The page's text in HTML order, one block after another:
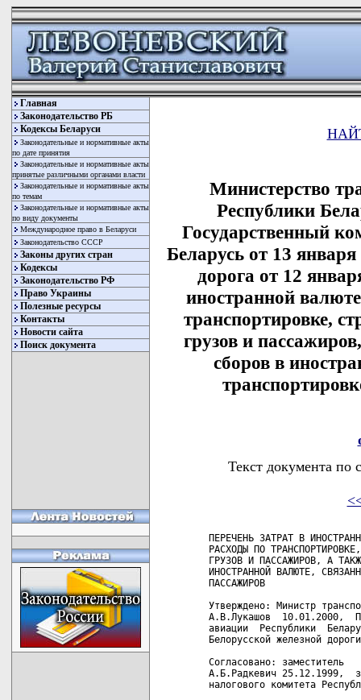
Главная
Законодательство РБ
Кодексы Беларуси
Законодательные и нормативные акты
по дате принятия
Законодательные и нормативные акты
принятые различными органами власти
Законодательные и нормативные акты
по темам
Законодательные и нормативные акты
по виду документы
Международное право в Беларуси
Законодательство СССР
Законы других стран
Кодексы
Законодательство РФ
Право Украины
Полезные ресурсы
Контакты
Новости сайта
Поиск документа
Министерство
Республики
Государственный
Беларусь от 13
дорога от 12
иностранной
транспортировке,
грузов и
сборов в
Текст документа по
ПЕРЕЧЕНЬ ЗАТРАТ В
РАСХОДЫ ПО
ГРУЗОВ И ПАССАЖИРОВ, А
ИНОСТРАННОЙ ВАЛЮТЕ,
ПАССАЖИРОВ
Утверждено: Министр
А.В.Лукашов  10.01.2000,
авиации  Республики
Белорусской железной
Согласовано: заместитель
А.Б.Радкевич 25.12.1999,
налогового комитета